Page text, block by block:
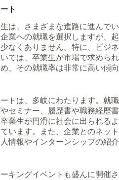
ト
は、さまざまな進路に進んでい
業への就職を選択しますが、起
なくありません。特に、ビジネ
ては、卒業生が市場で求められ
、その就職率は非常に高い傾向
トは、多岐にわたります。就職
セミナー、履歴書や職務経歴書
業生が円滑に社会に出られるよ
います。また、企業とのネット
情報やインターンシップの紹介
キングイベントも盛んに開催さ